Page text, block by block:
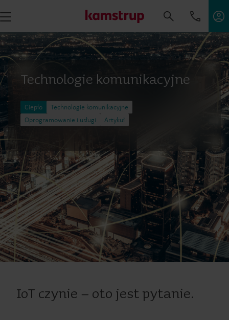
Technologie komunikacyjne
Ciepło
Technologie komunikacyjne
Oprogramowanie i usługi
Artykuł
IoT czynie – oto jest pytanie.